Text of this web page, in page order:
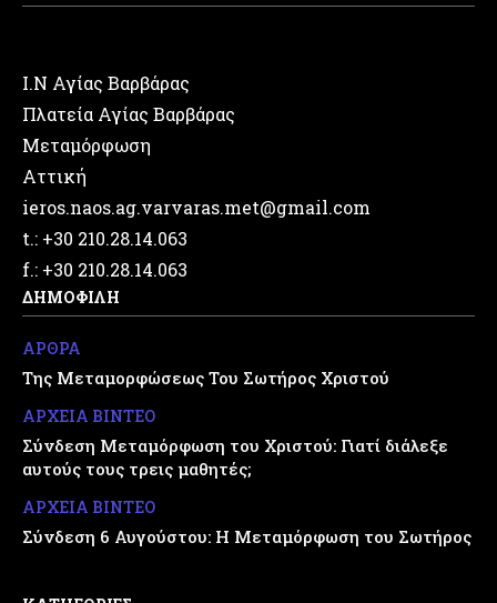
Ι.Ν Αγίας Βαρβάρας
Πλατεία Αγίας Βαρβάρας
Μεταμόρφωση
Αττική
ieros.naos.ag.varvaras.met@gmail.com
t.: +30 210.28.14.063
f.: +30 210.28.14.063
ΔΗΜΟΦΙΛΗ
ΑΡΘΡΑ
Της Μεταμορφώσεως Του Σωτήρος Χριστού
ΑΡΧΕΙΑ ΒΙΝΤΕΟ
Σύνδεση Μεταμόρφωση του Χριστού: Γιατί διάλεξε
αυτούς τους τρεις μαθητές;
ΑΡΧΕΙΑ ΒΙΝΤΕΟ
Σύνδεση 6 Αυγούστου: Η Μεταμόρφωση του Σωτήρος